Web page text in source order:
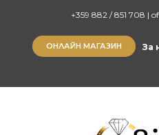
+359 882 / 851 708 |
ОНЛАЙН МАГАЗИН За